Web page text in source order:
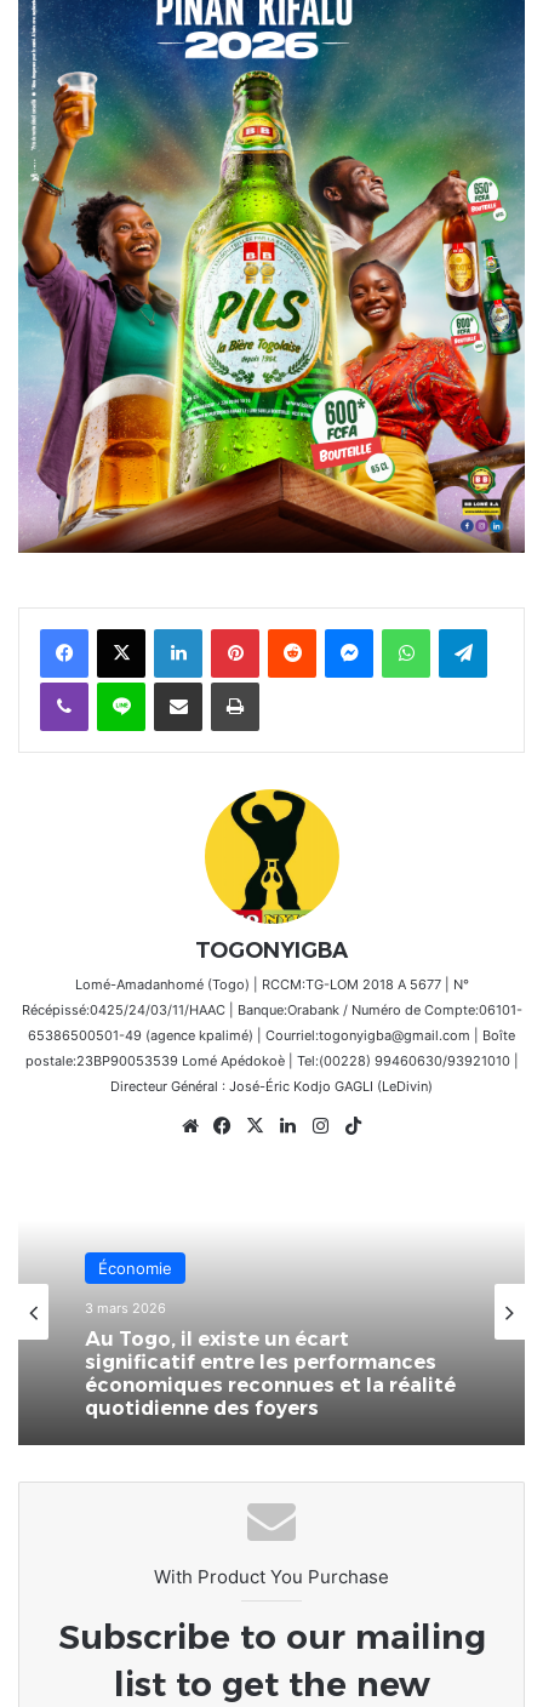
FacebookX Linkedin PinterestReddit MessengerWhatsAppTelegram
Viber Ligne Partager par email Imprimer
TOGONYIGBA
Lomé-Amadanhomé (Togo) | RCCM:TG-LOM 2018 A 5677 | N°
Récépissé:0425/24/03/11/HAAC | Banque:Orabank / Numéro de Compte:06101-
65386500501-49 (agence kpalimé) | Courriel:togonyigba@gmail.com | Boîte
postale:23BP90053539 Lomé Apédokoè | Tel:(00228) 99460630/93921010 |
Directeur Général : José-Éric Kodjo GAGLI (LeDivin)
WebsiteFacebook
X LinkedinInstagram
Économie
3 mars 2026
Au Togo, il existe un écart
significatif entre les performances
économiques reconnues et la réalité
quotidienne des foyers
With Product You Purchase
Subscribe to our mailing
list to get the new